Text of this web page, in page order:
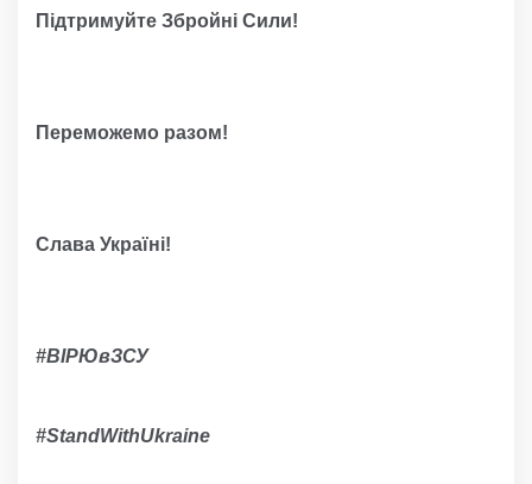
Підтримуйте Збройні Сили!
Переможемо разом!
Слава Україні!
#ВІРЮвЗСУ
#StandWithUkraine